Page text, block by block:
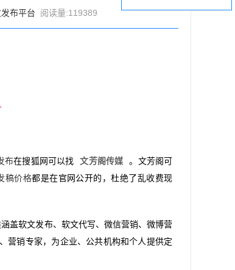
布平台 阅读量:119389
布在搜狐网可以找 文芳阁传媒
。文芳阁可
稿价格都是在官网公开的，杜绝了乱收费现
盖软文发布、软文代写、微信营销、微博营
营销专家，为企业、公共机构和个人提供定